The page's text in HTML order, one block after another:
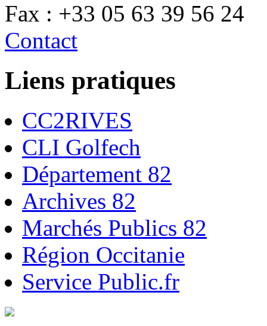
Fax : +33 05 63 39 56 24
Contact
Liens pratiques
CC2RIVES
CLI Golfech
Département 82
Archives 82
Marchés Publics 82
Région Occitanie
Service Public.fr